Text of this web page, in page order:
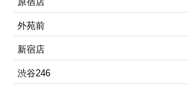
外苑前
新宿店
渋谷246